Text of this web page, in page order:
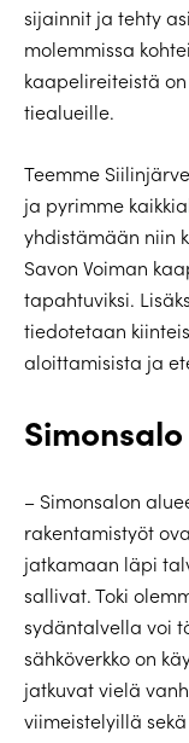
sijainnit ja tehty
molemmissa
kaapelireiteistä
tiealueille.
Teemme
ja pyrimme
yhdistämään niin
Savon Voiman
tapahtuviksi.
tiedotetaan
aloittamisista ja
Simonsalo
– Simonsalon
rakentamistyöt
jatkamaan läpi
sallivat. Toki
sydäntalvella voi
sähköverkko on
jatkuvat vielä
viimeistelyillä sekä